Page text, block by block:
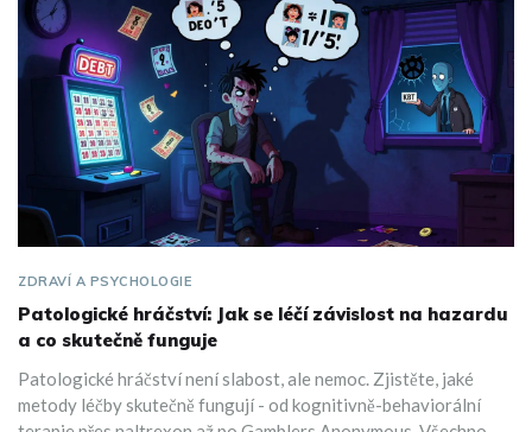
ZDRAVÍ A PSYCHOLOGIE
Patologické hráčství: Jak se léčí závislost na hazardu
a co skutečně funguje
Patologické hráčství není slabost, ale nemoc. Zjistěte, jaké
metody léčby skutečně fungují - od kognitivně-behaviorální